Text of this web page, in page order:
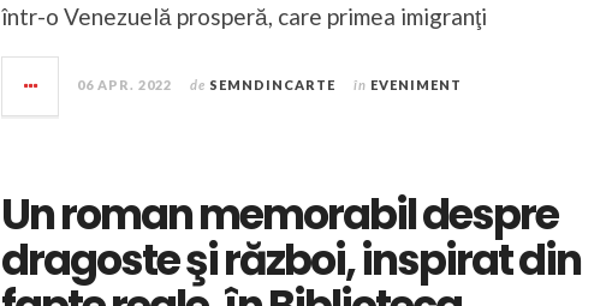
într-o Venezuelă prosperă, care primea imigranţi
06 APR. 2022 de SEMNDINCARTE în EVENIMENT
Un roman memorabil despre
dragoste şi război, inspirat din